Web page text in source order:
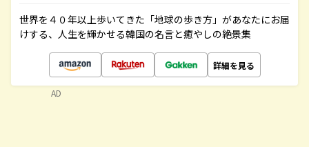
世界を４０年以上歩いてきた「地球の歩き方」があなたにお届
けする、人生を輝かせる韓国の名言と癒やしの絶景集
詳細を見る
AD